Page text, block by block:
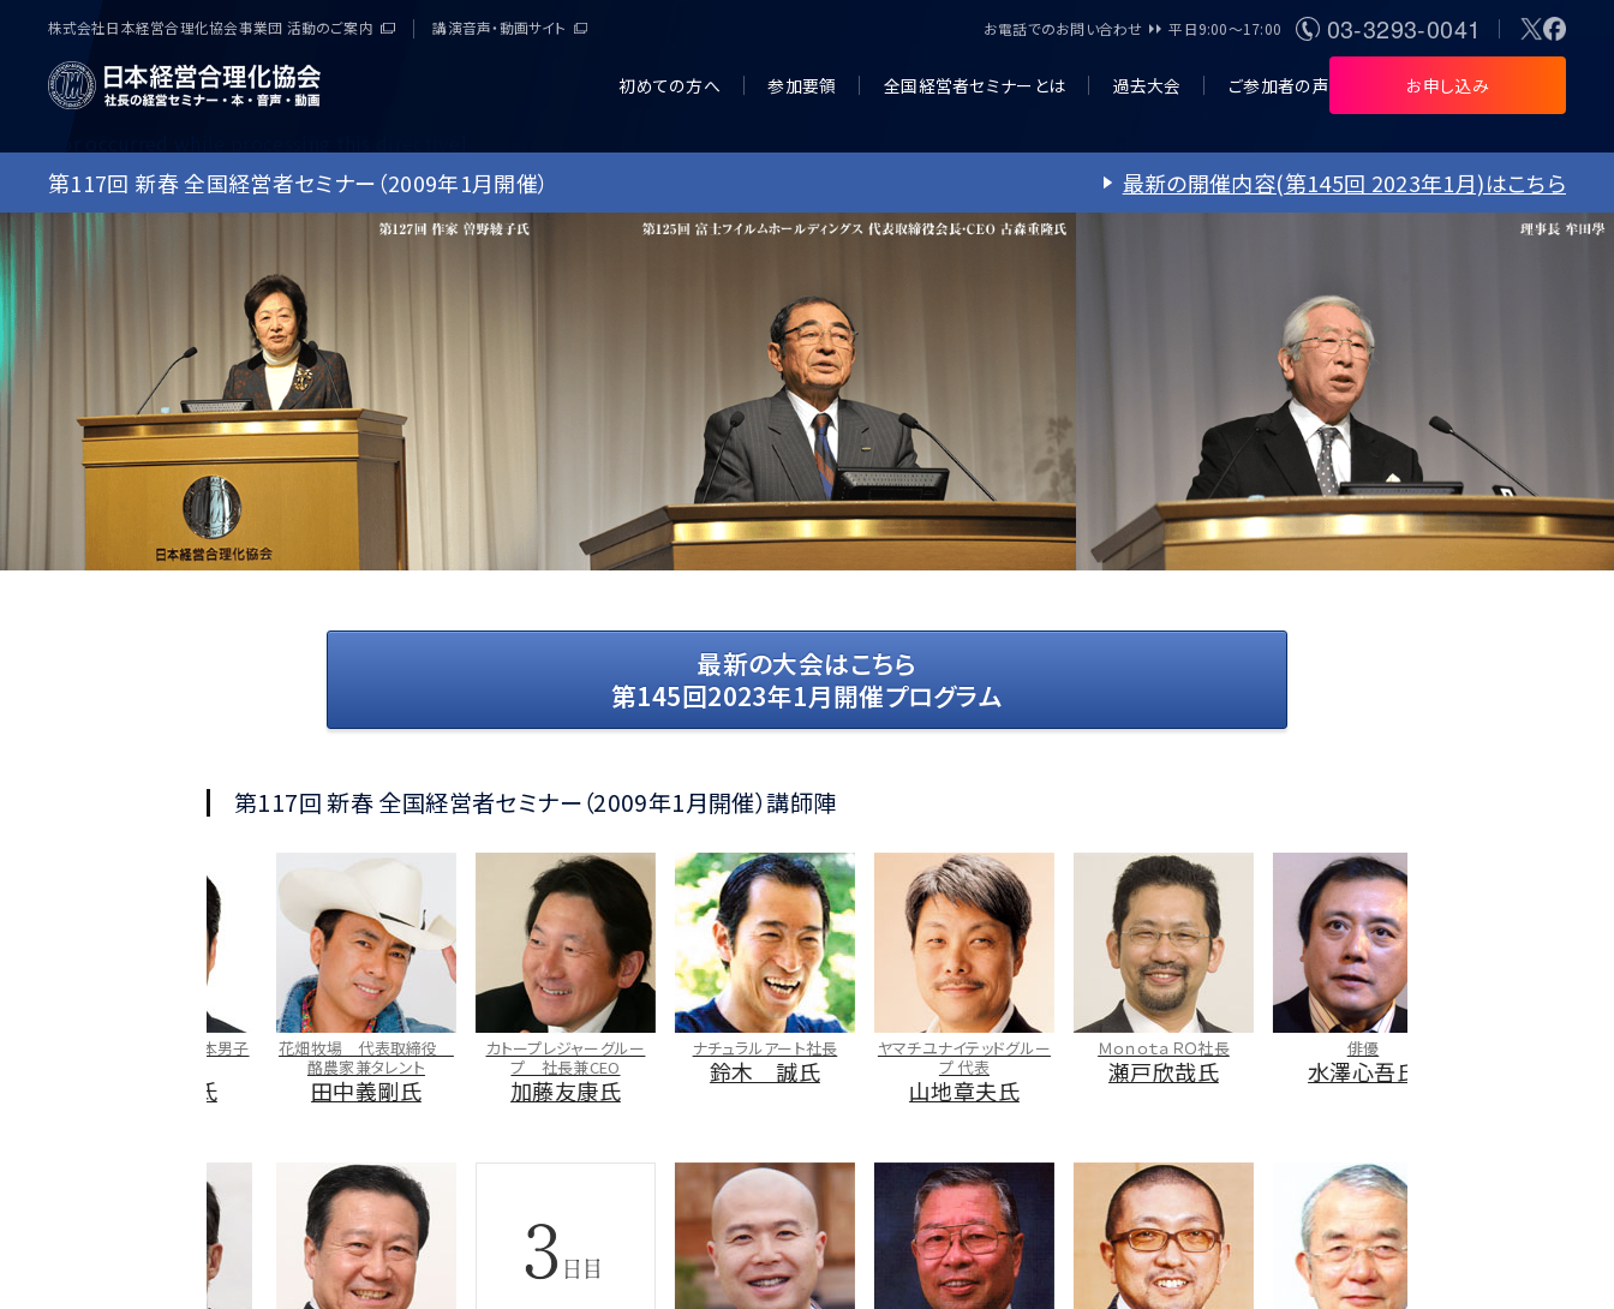
株式会社日本経営合理化協会事業団 活動のご案内 講演音声・動画サイト お電話でのお問い合わせ 平日9:00〜17:00 03-3293-0041
初めての方へ 参加要領 全国経営者セミナーとは 過去大会 ご参加者の声 お申し込み
第117回 新春 全国経営者セミナー（2009年1月開催） 最新の開催内容(第145回 2023年1月)はこちら
最新の大会はこちら
第145回2023年1月開催プログラム
第117回 新春 全国経営者セミナー（2009年1月開催）講師陣
花畑牧場 代表取締役
酪農家兼タレント
田中義剛氏
カトープレジャーグルー
プ 社長兼CEO
加藤友康氏
ナチュラルアート社長
鈴木 誠氏
ヤマチユナイテッドグルー
山地章夫氏
ＭｏｎｏｔａＲＯ社長
瀬戸欣哉氏 水澤心吾氏